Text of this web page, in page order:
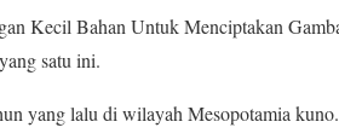
Kecil Bahan Untuk Menciptakan
satu ini.
yang lalu di wilayah Mesopotamia kuno.